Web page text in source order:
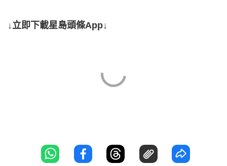
↓立即下載星島頭條App↓